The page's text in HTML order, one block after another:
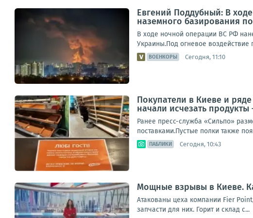
Евгений Поддубный: В
наземного базирования
В ходе ночной операции ВС РФ
Украины.Под огневое
ВОЕНКОРЫ Сегодня, 11:10
Покупатели в Киеве и
начали исчезать
Ранее пресс-служба «Сильпо»
поставками.Пустые полки также
ПАБЛИКИ Сегодня, 10:43
Мощные взрывы в Киеве.
Атакованы цеха компании Fier
запчасти для них. Горит и склад с...